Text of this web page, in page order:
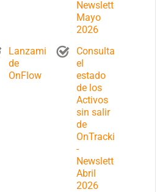
Newsletter
Mayo
2026
Lanzamiento
de
OnFlow
Consulta
el
estado
de los
Activos
sin salir
de
OnTracking
-
Newsletter
Abril
2026